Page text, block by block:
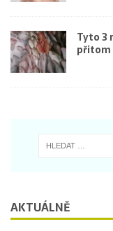
Tyto 3
přitom
AKTUÁLNĚ